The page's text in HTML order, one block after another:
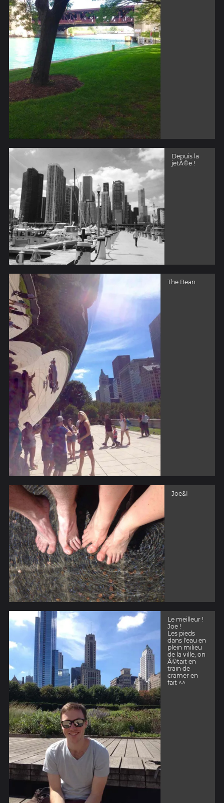
Depuis la
jetÃ©e !
The Bean
Joe&I
Le meilleur !
Joe !
Les pieds
dans l'eau en
plein milieu
de la ville, on
Ã©tait en
train de
cramer en
fait ^^